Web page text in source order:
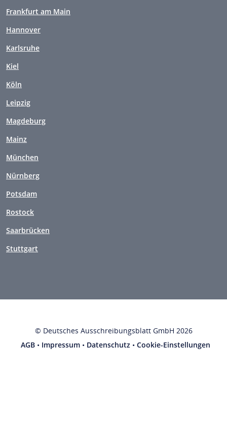
Frankfurt am Main
Hannover
Karlsruhe
Kiel
Köln
Leipzig
Magdeburg
Mainz
München
Nürnberg
Potsdam
Rostock
Saarbrücken
Stuttgart
© Deutsches Ausschreibungsblatt GmbH 2026
AGB • Impressum • Datenschutz • Cookie-Einstellungen